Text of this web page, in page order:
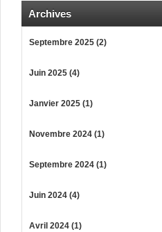
Archives
Septembre 2025 (2)
Juin 2025 (4)
Janvier 2025 (1)
Novembre 2024 (1)
Septembre 2024 (1)
Juin 2024 (4)
Avril 2024 (1)